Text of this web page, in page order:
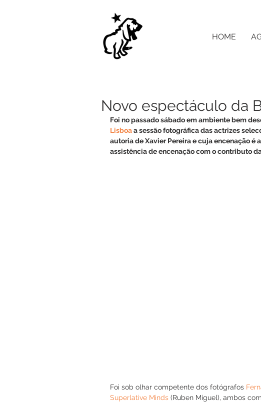
Novo espectáculo da
Foi no passado sábado em ambiente bem
Lisboa a sessão fotográfica das actrizes
autoria de Xavier Pereira e cuja encenação é
assistência de encenação com o contributo
Foi sob olhar competente dos fotógrafos
Superlative Minds (Ruben Miguel), ambos
HOME